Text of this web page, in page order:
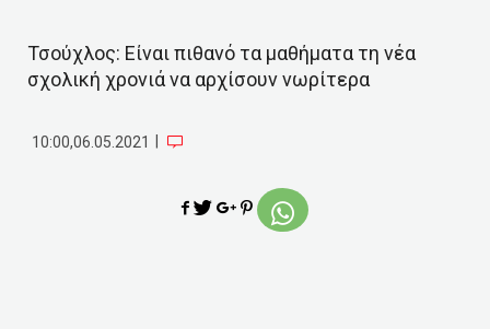
Τσούχλος: Είναι πιθανό τα μαθήματα τη νέα
σχολική χρονιά να αρχίσουν νωρίτερα
10:00,06.05.2021